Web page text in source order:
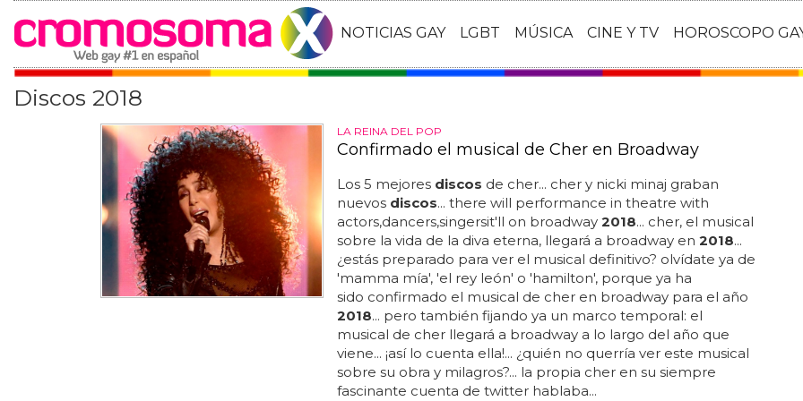
NOTICIAS GAY LGBT MÚSICA CINE Y TV HOROSCOPO
Discos 2018
LA REINA DEL POP
Confirmado el musical de Cher en Broadway
Los 5 mejores discos de cher... cher y nicki minaj graban
nuevos discos... there will performance in theatre with
actors,dancers,singersit'll on broadway 2018... cher, el musical
sobre la vida de la diva eterna, llegará a broadway en 2018...
¿estás preparado para ver el musical definitivo? olvídate ya de
'mamma mía', 'el rey león' o 'hamilton', porque ya ha
sido confirmado el musical de cher en broadway para el año
2018... pero también fijando ya un marco temporal: el
musical de cher llegará a broadway a lo largo del año que
viene... ¡así lo cuenta ella!... ¿quién no querría ver este musical
sobre su obra y milagros?... la propia cher en su siempre
fascinante cuenta de twitter hablaba...